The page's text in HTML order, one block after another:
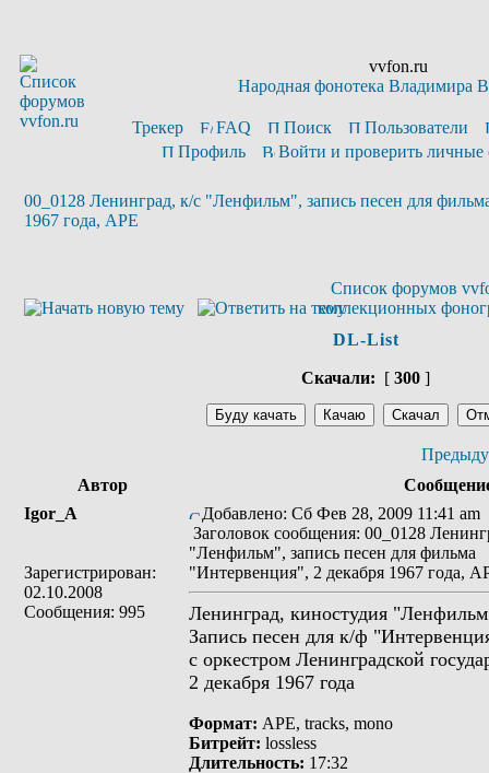
vvfon.ru
Народная фонотека Владимира
Трекер FAQ Поиск
Пользователи
Профиль
Войти и проверить личные
00_0128 Ленинград, к/с "Ленфильм", запись песен для
1967 года, APE
Список форумов
коллекционных
DL-List
Скачали: [ 300 ]
Автор
Igor_A
Зарегистрирован:
02.10.2008
Сообщения: 995
Добавлено: Сб Фев 28, 2009 11:41 am
Заголовок сообщения: 00_0128
"Ленфильм", запись песен для фильма
"Интервенция", 2 декабря 1967 года,
Ленинград, киностудия
Запись песен для к/ф
с оркестром Ленинградской
2 декабря 1967 года
Формат: APE, tracks, mono
Битрейт: lossless
Длительность: 17:32